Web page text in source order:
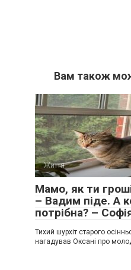
Вам також
Життя
Мамо, як ти
– Вадим піде. А
потрібна? –
Тихий шурхіт старого
нагадував Оксані про